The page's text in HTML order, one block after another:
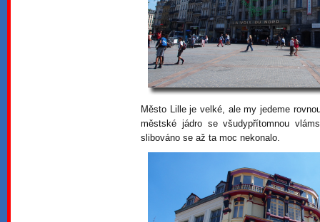
Město Lille je velké, ale my jedeme
městské jádro se všudypřítomnou
slibováno se až ta moc nekonalo.